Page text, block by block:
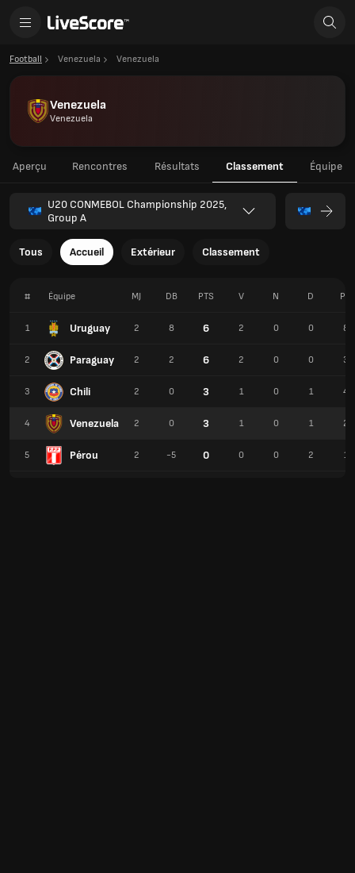
Football Venezuela Venezuela
Venezuela
Venezuela
Aperçu Rencontres Résultats Classement Équipe
U20 CONMEBOL Championship 2025,
Group A
Tous Accueil Extérieur Classement
# Équipe
1 Uruguay
2 Paraguay
3 Chili
4 Venezuela
5 Pérou
MJ DB PTS V N D PR
2 8 6 2 0 0 8
2 2 6 2 0 0 3
2 0 3 1 0 1 4
2 0 3 1 0 1 2
2 -5 0 0 0 2 1